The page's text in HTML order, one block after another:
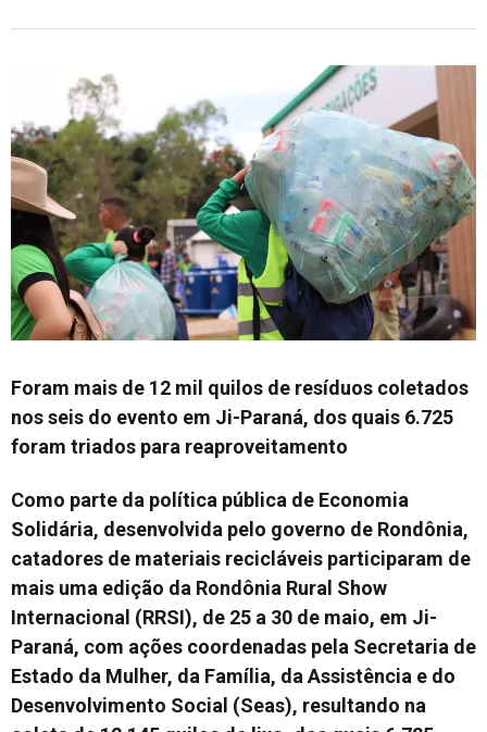
Foram mais de 12 mil quilos de resíduos coletados
nos seis do evento em Ji-Paraná, dos quais 6.725
foram triados para reaproveitamento
Como parte da política pública de Economia
Solidária, desenvolvida pelo governo de Rondônia,
catadores de materiais recicláveis participaram de
mais uma edição da Rondônia Rural Show
Internacional (RRSI), de 25 a 30 de maio, em Ji-
Paraná, com ações coordenadas pela Secretaria de
Estado da Mulher, da Família, da Assistência e do
Desenvolvimento Social (Seas), resultando na